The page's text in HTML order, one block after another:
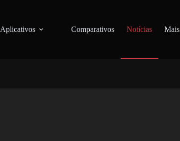
Aplicativos Comparativos Notícias Mais